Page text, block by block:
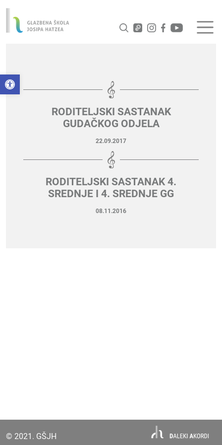
Open toolbar
RODITELJSKI SASTANAK
GUDAČKOG ODJELA
22.09.2017
RODITELJSKI SASTANAK 4.
SREDNJE I 4. SREDNJE GG
08.11.2016
© 2021. GŠJH